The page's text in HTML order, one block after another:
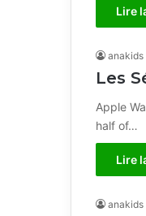
Lire
anakids
Les
Apple
half of…
Lire
anakids